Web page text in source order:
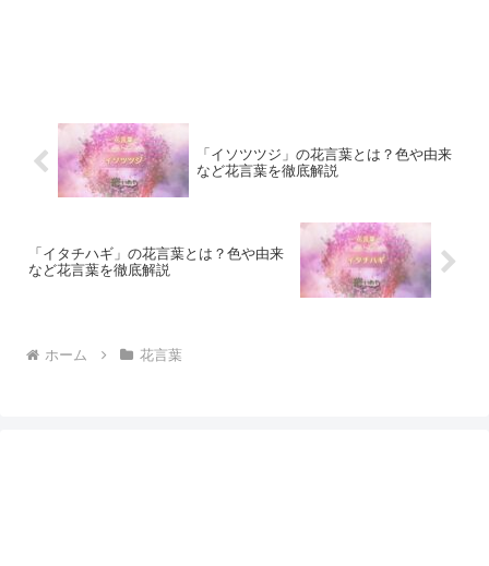
「イソツツジ」の花言葉とは？色や由来
など花言葉を徹底解説
「イタチハギ」の花言葉とは？色や由来
など花言葉を徹底解説
ホーム 花言葉